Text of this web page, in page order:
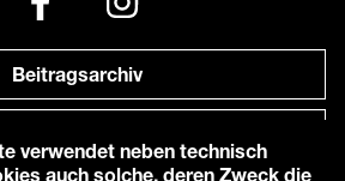
Beitragsarchiv
verwendet neben technisch
auch solche, deren Zweck die